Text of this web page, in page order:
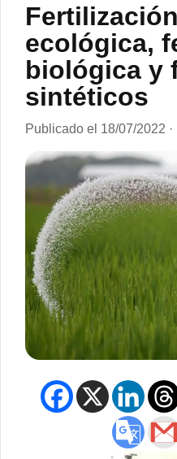
ecológica,
biológica y
sintéticos
Publicado el 18/07/2022